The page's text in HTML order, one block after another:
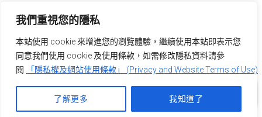
我們重視您的隱私
本站使用 cookie 來增進您的瀏覽體驗，繼續使用本站即表示您
同意我們使用 cookie 及使用條款，如需修改隱私資料請參
閱
「隱私權及網站使用條款」 (Privacy and Website Terms of Use)
了解更多 我知道了
粉絲專頁
ID: @frr9271x 0